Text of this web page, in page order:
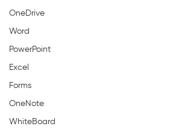
OneDrive
Word
PowerPoint
Excel
Forms
OneNote
WhiteBoard